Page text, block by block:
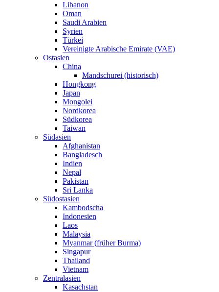
Libanon
Oman
Saudi Arabien
Syrien
Türkei
Vereinigte Arabische Emirate (VAE)
Ostasien
China
Mandschurei (historisch)
Hongkong
Japan
Mongolei
Nordkorea
Südkorea
Taiwan
Südasien
Afghanistan
Bangladesch
Indien
Nepal
Pakistan
Sri Lanka
Südostasien
Kambodscha
Indonesien
Laos
Malaysia
Myanmar (früher Burma)
Singapur
Thailand
Vietnam
Zentralasien
Kasachstan